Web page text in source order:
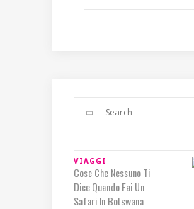
VIAGGI
Cose Che Nessuno Ti
Dice Quando Fai Un
Safari In Botswana